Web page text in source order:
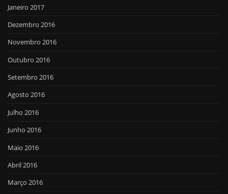
Janeiro 2017
Dezembro 2016
Novembro 2016
Outubro 2016
Setembro 2016
Agosto 2016
Julho 2016
Junho 2016
Maio 2016
Abril 2016
Março 2016